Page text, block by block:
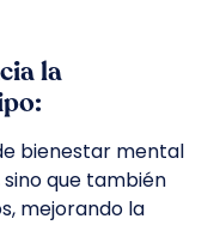
la
bienestar mental
sino que también
, mejorando la